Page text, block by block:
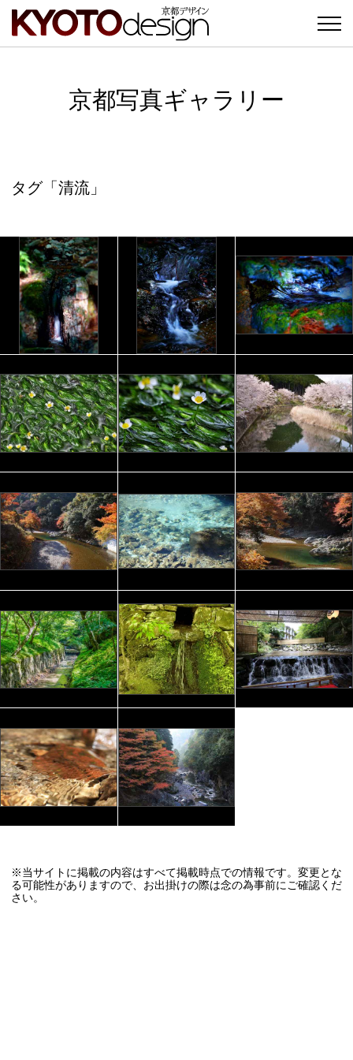
京都写真ギャラリー
タグ「清流」
※当サイトに掲載の内容はすべて掲載時点での情報です。変更とな
る可能性がありますので、お出掛けの際は念の為事前にご確認くだ
さい。